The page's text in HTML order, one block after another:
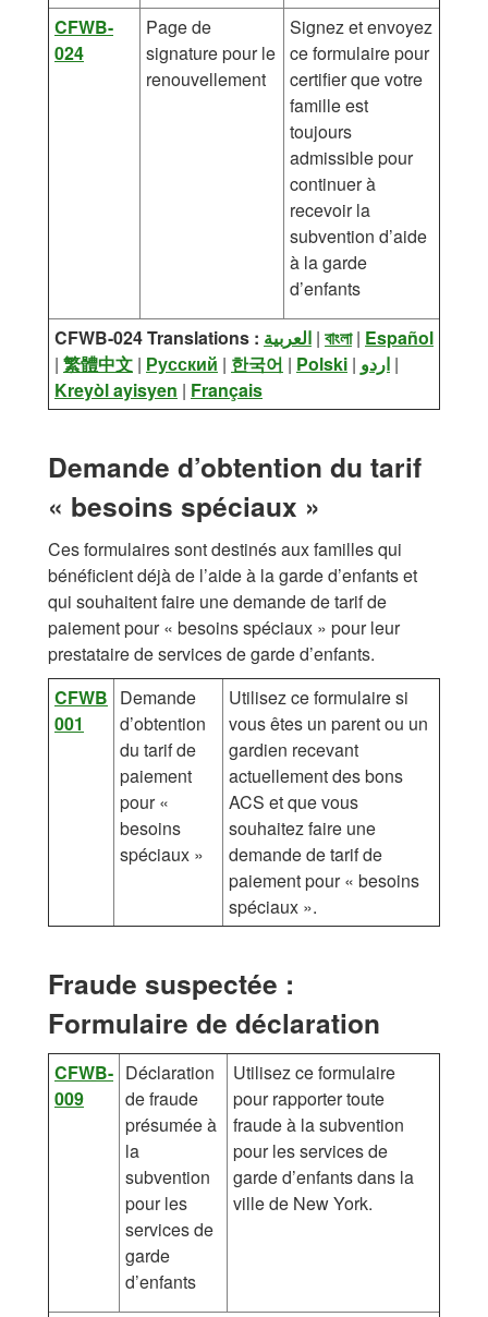
CFWB-
024
Page de
signature pour le
renouvellement
Signez et envoyez
ce formulaire pour
certifier que votre
famille est
toujours
admissible pour
continuer à
recevoir la
subvention d’aide
à la garde
d’enfants
CFWB-024 Translations : العربية | বাংলা| Español
| 繁體中文 | Русский | 한국어 | Polski | اردو |
Kreyòl ayisyen | Français
Demande d’obtention du tarif
« besoins spéciaux »
Ces formulaires sont destinés aux familles qui
bénéficient déjà de l’aide à la garde d’enfants et
qui souhaitent faire une demande de tarif de
paiement pour « besoins spéciaux » pour leur
prestataire de services de garde d’enfants.
CFWB
001
Demande
d’obtention
du tarif de
paiement
pour «
besoins
spéciaux »
Utilisez ce formulaire si
vous êtes un parent ou un
gardien recevant
actuellement des bons
ACS et que vous
souhaitez faire une
demande de tarif de
paiement pour « besoins
spéciaux ».
Fraude suspectée :
Formulaire de déclaration
CFWB-
009
Déclaration
de fraude
présumée à
la
subvention
pour les
services de
garde
d’enfants
Utilisez ce formulaire
pour rapporter toute
fraude à la subvention
pour les services de
garde d’enfants dans la
ville de New York.